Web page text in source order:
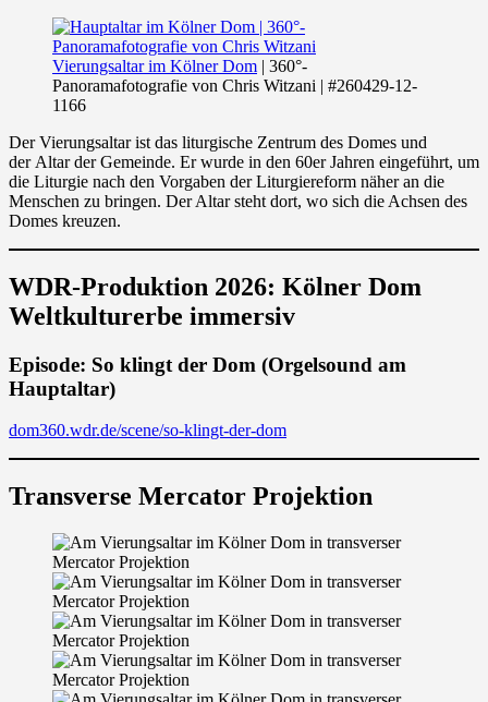
Vierungsaltar im Kölner Dom | 360°-
Panoramafotografie von Chris Witzani | #260429-12-
1166
Der Vierungsaltar ist das liturgische Zentrum des Domes und
der Altar der Gemeinde. Er wurde in den 60er Jahren eingeführt, um
die Liturgie nach den Vorgaben der Liturgiereform näher an die
Menschen zu bringen. Der Altar steht dort, wo sich die Achsen des
Domes kreuzen.
WDR-Produktion 2026: Kölner Dom
Weltkulturerbe immersiv
Episode: So klingt der Dom (Orgelsound am
Hauptaltar)
dom360.wdr.de/scene/so-klingt-der-dom
Transverse Mercator Projektion